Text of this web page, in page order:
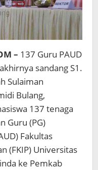
– 137 Guru PAUD
sandang S1.
Sulaiman
Bulang,
137 tenaga
Guru (PG)
Fakultas
(FKIP) Universitas
ke Pemkab